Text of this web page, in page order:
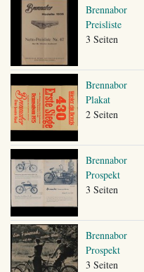
Brennabor
Preisliste
3 Seiten
Brennabor
Plakat
2 Seiten
Brennabor
Prospekt
3 Seiten
Brennabor
Prospekt
3 Seiten